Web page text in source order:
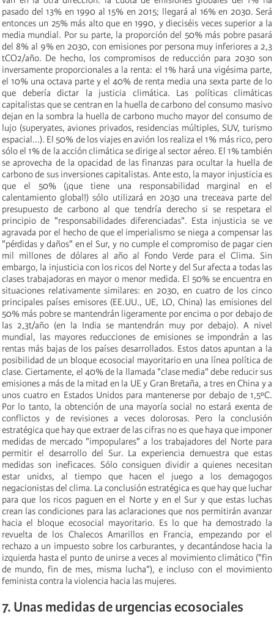
pasado del 13% en 1990 al 15% en 2015; llegará al 16% en 2030. Será
entonces un 25% más alto que en 1990, y dieciséis veces superior a la
media mundial. Por su parte, la proporción del 50% más pobre pasará
del 8% al 9% en 2030, con emisiones por persona muy inferiores a 2,3
tCO2/año. De hecho, los compromisos de reducción para 2030 son
inversamente proporcionales a la renta: el 1% hará una vigésima parte,
el 10% una octava parte y el 40% de renta media una sexta parte de lo
que debería dictar la justicia climática. Las políticas climáticas
capitalistas que se centran en la huella de carbono del consumo masivo
dejan en la sombra la huella de carbono mucho mayor del consumo de
lujo (superyates, aviones privados, residencias múltiples, SUV, turismo
espacial...). El 50% de los viajes en avión los realiza el 1% más rico, pero
sólo el 1% de la acción climática se dirige al sector aéreo. El 1% también
se aprovecha de la opacidad de las finanzas para ocultar la huella de
carbono de sus inversiones capitalistas. Ante esto, la mayor injusticia es
que el 50% (¡que tiene una responsabilidad marginal en el
calentamiento global!) sólo utilizará en 2030 una treceava parte del
presupuesto de carbono al que tendría derecho si se respetara el
principio de "responsabilidades diferenciadas". Esta injusticia se ve
agravada por el hecho de que el imperialismo se niega a compensar las
"pérdidas y daños" en el Sur, y no cumple el compromiso de pagar cien
mil millones de dólares al año al Fondo Verde para el Clima. Sin
embargo, la injusticia con los ricos del Norte y del Sur afecta a todas las
clases trabajadoras en mayor o menor medida. El 50% se encuentra en
situaciones relativamente similares: en 2030, en cuatro de los cinco
principales países emisores (EE.UU., UE, LO, China) las emisiones del
50% más pobre se mantendrán ligeramente por encima o por debajo de
las 2,3t/año (en la India se mantendrán muy por debajo). A nivel
mundial, las mayores reducciones de emisiones se impondrán a las
rentas más bajas de los países desarrollados. Estos datos apuntan a la
posibilidad de un bloque ecosocial mayoritario en una línea política de
clase. Ciertamente, el 40% de la llamada "clase media" debe reducir sus
emisiones a más de la mitad en la UE y Gran Bretaña, a tres en China y a
unos cuatro en Estados Unidos para mantenerse por debajo de 1,5ºC.
Por lo tanto, la obtención de una mayoría social no estará exenta de
conflictos y de revisiones a veces dolorosas. Pero la conclusión
estratégica que hay que extraer de las cifras no es que haya que imponer
medidas de mercado "impopulares" a los trabajadores del Norte para
permitir el desarrollo del Sur. La experiencia demuestra que estas
medidas son ineficaces. Sólo consiguen dividir a quienes necesitan
estar unidxs, al tiempo que hacen el juego a los demagogos
negacionistas del clima. La conclusión estratégica es que hay que luchar
para que los ricos paguen en el Norte y en el Sur y que estas luchas
crean las condiciones para las aclaraciones que nos permitirán avanzar
hacia el bloque ecosocial mayoritario. Es lo que ha demostrado la
revuelta de los Chalecos Amarillos en Francia, empezando por el
rechazo a un impuesto sobre los carburantes, y decantándose hacia la
izquierda hasta el punto de unirse a veces al movimiento climático ("fin
de mundo, fin de mes, misma lucha"), e incluso con el movimiento
feminista contra la violencia hacia las mujeres.
7. Unas medidas de urgencias ecosociales